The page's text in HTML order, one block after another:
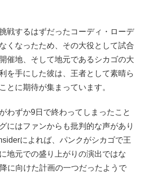
戦するはずだったコーディ・ローデ
くなったため、その大役として試合
催地、そして地元であるシカゴの大
を手にした彼は、王者として素晴ら
とに期待が集まっています。
わずか9日で終わってしまったこと
にはファンからも批判的な声があり
によれば、パンクがシカゴで王
地元での盛り上がりの演出ではな
に向けた計画の一つだったようで